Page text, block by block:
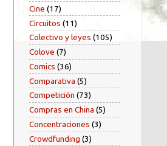
Cine (17)
Circuitos (11)
Colectivo y leyes (105)
Colove (7)
Comics (36)
Comparativa (5)
Competición (73)
Compras en China (5)
Concentraciones (3)
Crowdfunding (3)